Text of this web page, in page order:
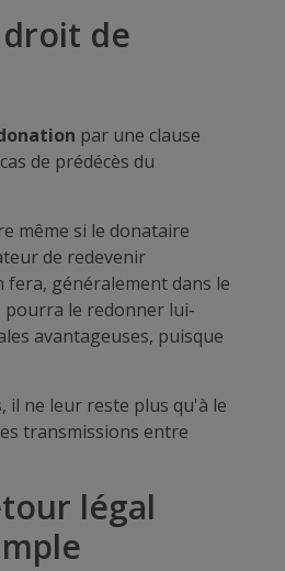
de
par une clause
de prédécès du
même si le donataire
de redevenir
généralement dans le
pourra le redonner lui-
avantageuses, puisque
il ne leur reste plus qu'à le
transmissions entre
légal